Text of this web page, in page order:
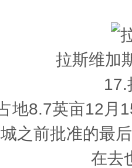
拉斯维加
17.
地8.7英亩12月
之前批准的最
在去